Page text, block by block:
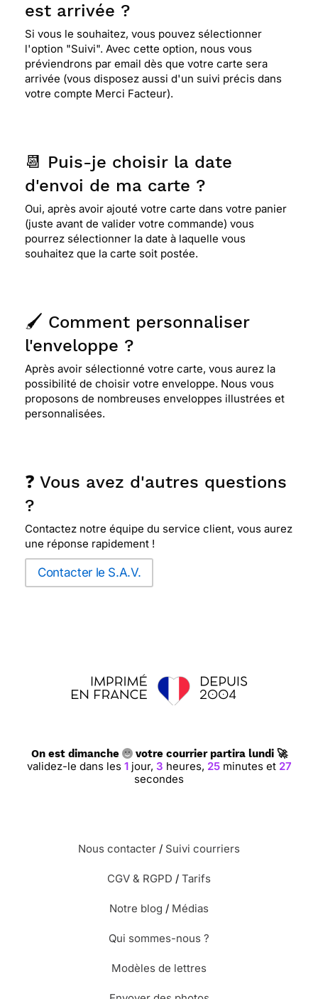
est arrivée ?
Si vous le souhaitez, vous pouvez sélectionner
l'option "Suivi". Avec cette option, nous vous
préviendrons par email dès que votre carte sera
arrivée (vous disposez aussi d'un suivi précis dans
votre compte Merci Facteur).
📆 Puis-je choisir la date
d'envoi de ma carte ?
Oui, après avoir ajouté votre carte dans votre panier
(juste avant de valider votre commande) vous
pourrez sélectionner la date à laquelle vous
souhaitez que la carte soit postée.
🖌️ Comment personnaliser
l'enveloppe ?
Après avoir sélectionné votre carte, vous aurez la
possibilité de choisir votre enveloppe. Nous vous
proposons de nombreuses enveloppes illustrées et
personnalisées.
❓ Vous avez d'autres questions
?
Contactez notre équipe du service client, vous aurez
une réponse rapidement !
Contacter le S.A.V.
On est dimanche votre courrier partira lundi 🚀
validez-le dans les 1jour, 3 heures, 25minutes et 26
secondes
Nous contacter / Suivi courriers
CGV & RGPD / Tarifs
Notre blog / Médias
Qui sommes-nous ?
Modèles de lettres